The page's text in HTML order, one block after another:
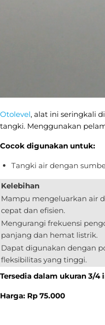
Otolevel, alat ini seringkali
tangki. Menggunakan
Cocok digunakan untuk:
Tangki air dengan
Kelebihan
Mampu mengeluarkan air
cepat dan efisien.
Mengurangi frekuensi
panjang dan hemat listrik.
Dapat digunakan dengan
fleksibilitas yang tinggi.
Tersedia dalam ukuran 3/4
Harga: Rp 75.000